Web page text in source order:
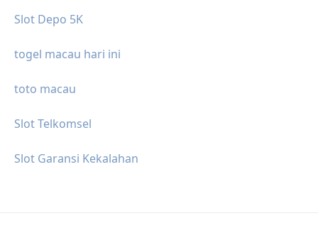
Slot Depo 5K
togel macau hari ini
toto macau
Slot Telkomsel
Slot Garansi Kekalahan